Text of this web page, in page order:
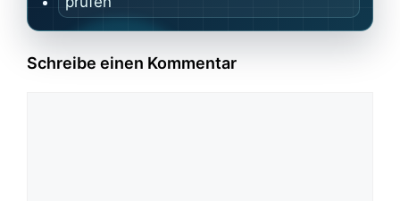
Schreibe einen Kommentar